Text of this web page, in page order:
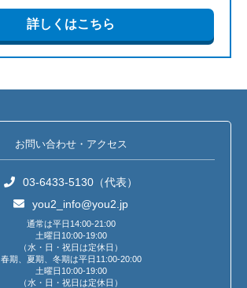
詳しくはこちら
お問い合わせ・アクセス
03-6433-5130（代表）
you2_info@you2.jp
通常は平日14:00-21:00
土曜日10:00-19:00
（水・日・祝日は定休日）
春期、夏期、冬期は平日11:00-20:00
土曜日10:00-19:00
（水・日・祝日は定休日）